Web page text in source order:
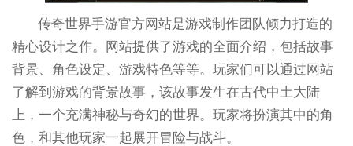
传奇世界手游官方网站是游戏制作团队倾力打造的
精心设计之作。网站提供了游戏的全面介绍，包括故事
背景、角色设定、游戏特色等等。玩家们可以通过网站
了解到游戏的背景故事，该故事发生在古代中土大陆
上，一个充满神秘与奇幻的世界。玩家将扮演其中的角
色，和其他玩家一起展开冒险与战斗。